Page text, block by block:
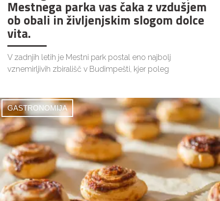
Mestnega parka vas čaka z vzdušjem
ob obali in življenjskim slogom dolce
vita.
V zadnjih letih je Mestni park postal eno najbolj
vznemirljivih zbirališč v Budimpešti, kjer poleg
GASTRONOMIJA